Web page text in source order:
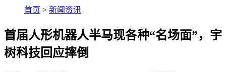
首页 > 新闻资讯
首届人形机器人半马现各种“名场面”，宇
树科技回应摔倒